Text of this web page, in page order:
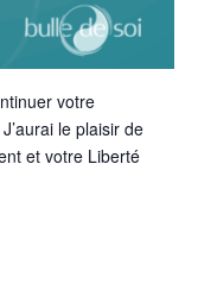
votre
le plaisir de
et votre Liberté